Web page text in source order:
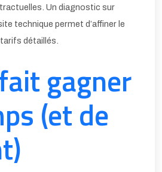
Un diagnostic sur
technique permet d’affiner le
tarifs détaillés.
gagner
(et de